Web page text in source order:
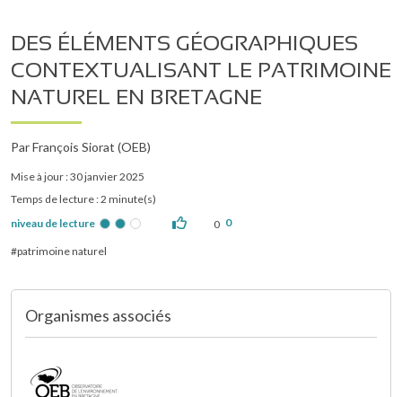
DES ÉLÉMENTS GÉOGRAPHIQUES
CONTEXTUALISANT LE PATRIMOINE
NATUREL EN BRETAGNE
Par François Siorat (OEB)
Mise à jour : 30 janvier 2025
Temps de lecture : 2 minute(s)
niveau de lecture
0 0
patrimoine naturel
Organismes associés